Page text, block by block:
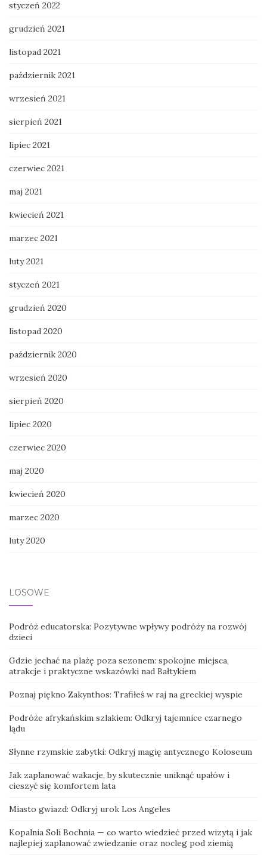
styczeń 2022
grudzień 2021
listopad 2021
październik 2021
wrzesień 2021
sierpień 2021
lipiec 2021
czerwiec 2021
maj 2021
kwiecień 2021
marzec 2021
luty 2021
styczeń 2021
grudzień 2020
listopad 2020
październik 2020
wrzesień 2020
sierpień 2020
lipiec 2020
czerwiec 2020
maj 2020
kwiecień 2020
marzec 2020
luty 2020
LOSOWE
Podróż educatorska: Pozytywne wpływy podróży na rozwój
dzieci
Gdzie jechać na plażę poza sezonem: spokojne miejsca,
atrakcje i praktyczne wskazówki nad Bałtykiem
Poznaj piękno Zakynthos: Trafiłeś w raj na greckiej wyspie
Podróże afrykańskim szlakiem: Odkryj tajemnice czarnego
lądu
Słynne rzymskie zabytki: Odkryj magię antycznego Koloseum
Jak zaplanować wakacje, by skutecznie uniknąć upałów i
cieszyć się komfortem lata
Miasto gwiazd: Odkryj urok Los Angeles
Kopalnia Soli Bochnia — co warto wiedzieć przed wizytą i jak
najlepiej zaplanować zwiedzanie oraz nocleg pod ziemią